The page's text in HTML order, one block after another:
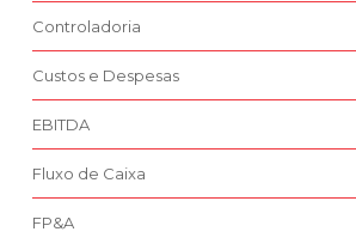
Controladoria
Custos e Despesas
EBITDA
Fluxo de Caixa
FP&A